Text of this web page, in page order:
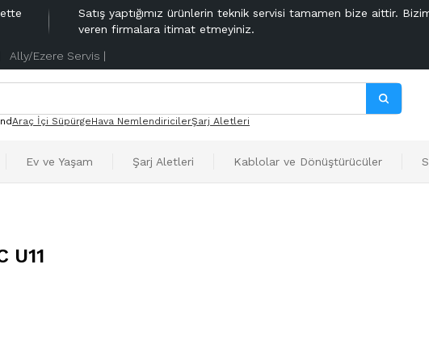
Satış yaptığımız ürünlerin teknik servisi tamamen bize aittir.
veren firmalara itimat etmeyiniz.
Ally/Ezere Servis |
Araç İçi SüpürgeHava NemlendiricilerŞarj Aletleri
Ev ve Yaşam Şarj Aletleri Kablolar ve Dönüştürücüler
U11